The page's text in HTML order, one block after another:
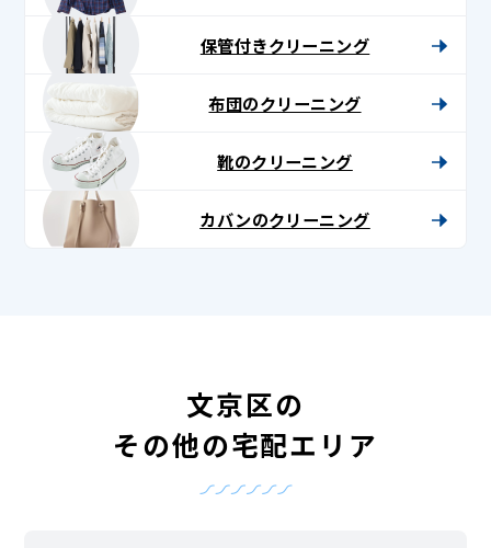
保管付きクリーニング
布団のクリーニング
靴のクリーニング
カバンのクリーニング
文京区の
その他の宅配エリア